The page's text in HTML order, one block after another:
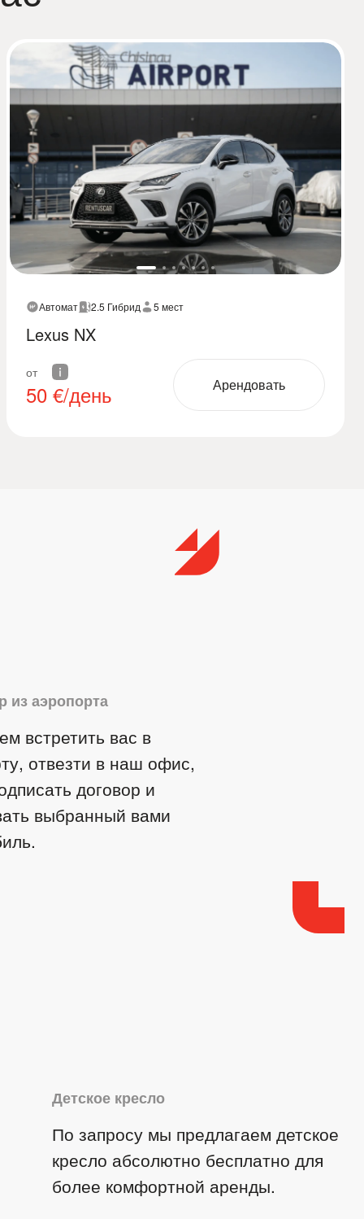
Автомат 2.5 Гибрид 5 мест
Lexus NX
от
50 €/день Арендовать
из аэропорта
встретить вас в
отвезти в наш офис,
договор и
выбранный вами
Детское кресло
По запросу мы предлагаем детское
кресло абсолютно бесплатно для
более комфортной аренды.